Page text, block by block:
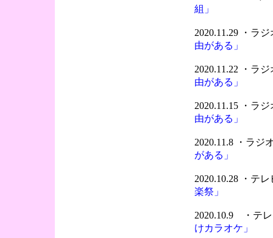
組」
2020.11.29 ・ラ
由がある」
2020.11.22 ・ラ
由がある」
2020.11.15 ・ラ
由がある」
2020.11.8 ・ラジ
がある」
2020.10.28 ・テ
楽祭」
2020.10.9 ・テ
けカラオケ」